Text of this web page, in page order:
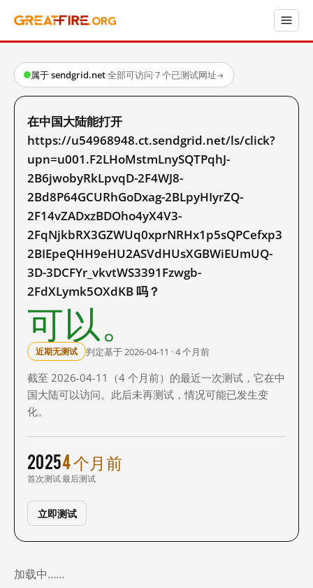
属于 sendgrid.net·全部可访问·7 个已测试网址→
在中国大陆能打开
https://u54968948.ct.sendgrid.net/ls/click?
upn=u001.F2LHoMstmLnySQTPqhJ-
2B6jwobyRkLpvqD-2F4WJ8-
2Bd8P64GCURhGoDxag-2BLpyHIyrZQ-
2F14vZADxzBDOho4yX4V3-
2FqNjkbRX3GZWUq0xprNRHx1p5sQPCefxp3
2BIEpeQHH9eHU2ASVdHUsXGBWiEUmUQ-
3D-3DCFYr_vkvtWS3391Fzwgb-
2FdXLymk5OXdKB 吗？
可以。
近期无测试 判定基于 2026-04-11 · 4 个月前
截至 2026-04-11（4 个月前）的最近一次测试，它在中
国大陆可以访问。此后未再测试，情况可能已发生变
化。
2025
首次测试
4 个月前
最后测试
立即测试
加载中……